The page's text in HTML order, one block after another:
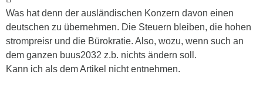
Was hat denn der ausländischen Konzern davon einen
deutschen zu übernehmen. Die Steuern bleiben, die hohen
strompreisr und die Bürokratie. Also, wozu, wenn such an
dem ganzen buus2032 z.b. nichts ändern soll.
Kann ich als dem Artikel nicht entnehmen.